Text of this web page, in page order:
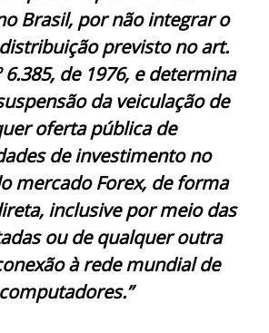
Brasil, por não integrar o
previsto no art.
6.385, de 1976, e determina
da veiculação de
oferta pública de
de investimento no
mercado Forex, de forma
inclusive por meio das
ou de qualquer outra
à rede mundial de
computadores.”